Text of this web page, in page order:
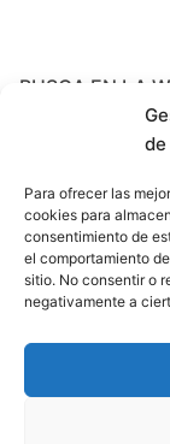
Para ofrecer las
cookies para
consentimiento de
el comportamiento
sitio. No consentir o
negativamente a
BUSCA EN LA
ARCHIVES
noviembre 2017
octubre 2017
marzo 2017